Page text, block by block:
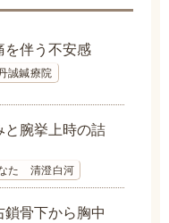
を伴う不安感
誠鍼療院
腕挙上時の詰
た 清澄白河
骨下から胸中